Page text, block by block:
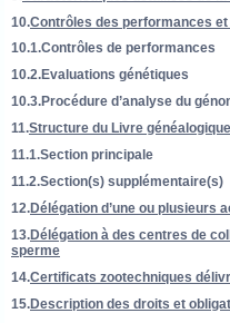
10.Contrôles des performances
10.1.Contrôles de performances
10.2.Evaluations génétiques
10.3.Procédure d’analyse du
11.Structure du Livre généalogique
11.1.Section principale
11.2.Section(s) supplémentaire(s)
12.Délégation d’une ou plusieurs
13.Délégation à des centres de
sperme
14.Certificats zootechniques
15.Description des droits et